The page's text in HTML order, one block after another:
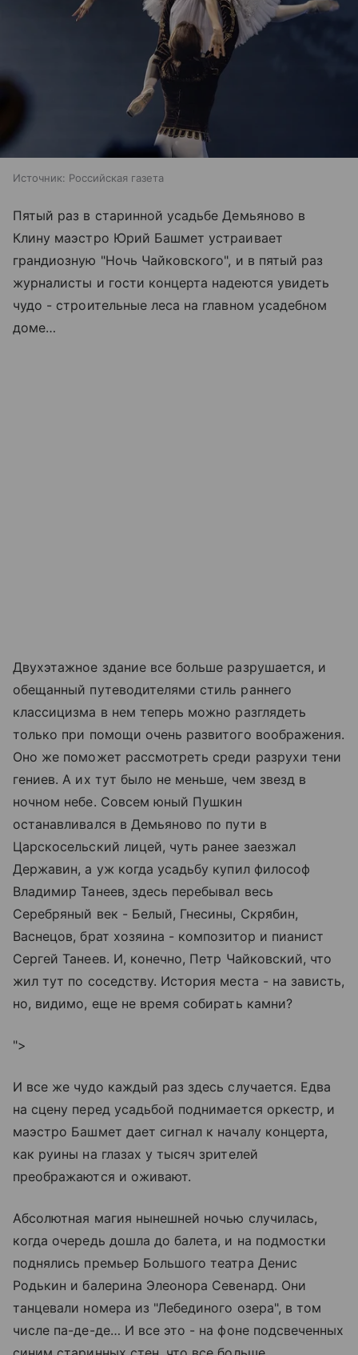
Источник: Российская газета
Пятый раз в старинной усадьбе Демьяново в
Клину маэстро Юрий Башмет устраивает
грандиозную "Ночь Чайковского", и в пятый раз
журналисты и гости концерта надеются увидеть
чудо - строительные леса на главном усадебном
доме…
Двухэтажное здание все больше разрушается, и
обещанный путеводителями стиль раннего
классицизма в нем теперь можно разглядеть
только при помощи очень развитого воображения.
Оно же поможет рассмотреть среди разрухи тени
гениев. А их тут было не меньше, чем звезд в
ночном небе. Совсем юный Пушкин
останавливался в Демьяново по пути в
Царскосельский лицей, чуть ранее заезжал
Державин, а уж когда усадьбу купил философ
Владимир Танеев, здесь перебывал весь
Серебряный век - Белый, Гнесины, Скрябин,
Васнецов, брат хозяина - композитор и пианист
Сергей Танеев. И, конечно, Петр Чайковский, что
жил тут по соседству. История места - на зависть,
но, видимо, еще не время собирать камни?
">
И все же чудо каждый раз здесь случается. Едва
на сцену перед усадьбой поднимается оркестр, и
маэстро Башмет дает сигнал к началу концерта,
как руины на глазах у тысяч зрителей
преображаются и оживают.
Абсолютная магия нынешней ночью случилась,
когда очередь дошла до балета, и на подмостки
поднялись премьер Большого театра Денис
Родькин и балерина Элеонора Севенард. Они
танцевали номера из "Лебединого озера", в том
числе па-де-де… И все это - на фоне подсвеченных